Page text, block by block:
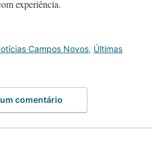
experiência.
Campos Novos, Últimas
comentário